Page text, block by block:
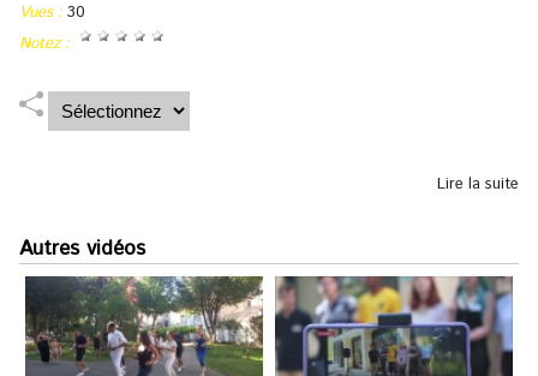
Vues : 30
Notez :
Lire la suite
Autres vidéos